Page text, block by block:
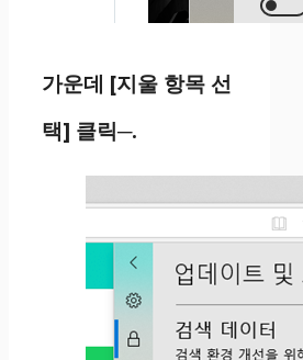
가운데 [지울 항목 선
택] 클릭─.